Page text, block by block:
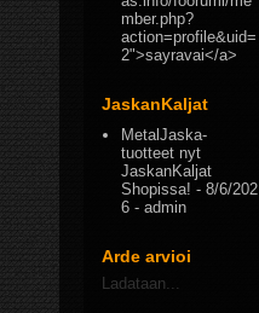
mber.php?
action=profile&uid=
2">sayravai</a>
JaskanKaljat
MetalJaska-
tuotteet nyt
JaskanKaljat
Shopissa! - 8/6/202
6 - admin
Arde arvioi
Ladataan...